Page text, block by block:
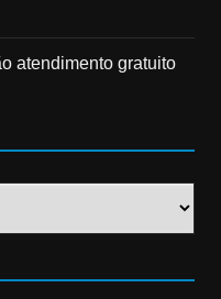
atendimento gratuito